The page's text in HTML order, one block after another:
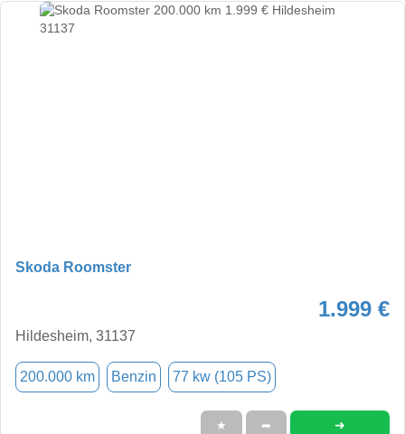
Skoda Roomster
1.999 €
Hildesheim, 31137
200.000 km Benzin 77 kw (105 PS)
★ ➦ ➜